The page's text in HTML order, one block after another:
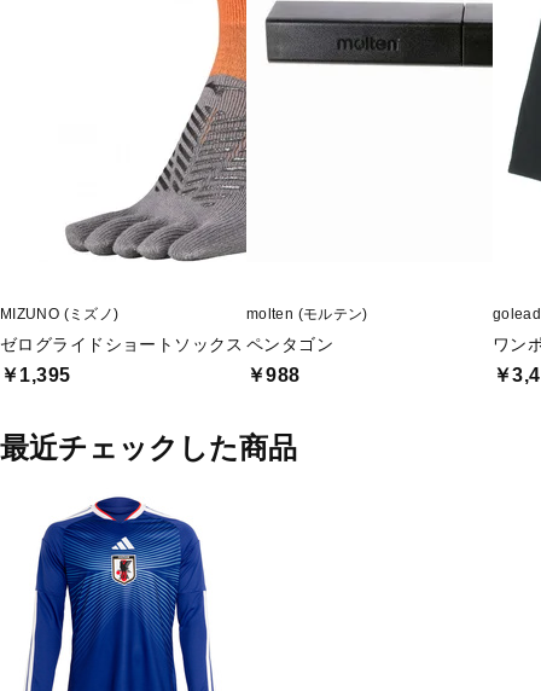
MIZUNO (ミズノ)
ゼログライドショートソックス
￥1,395
molten (モルテン)
ペンタゴン
￥988
ワン
￥
最近チェックした商品